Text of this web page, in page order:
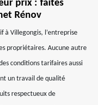
prix : faites
Rénov
à Villegongis, l’entreprise
propriétaires. Aucune autre
conditions tarifaires aussi
un travail de qualité
respectueux de